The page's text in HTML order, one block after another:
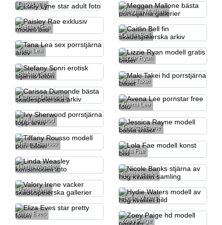
Lady Lyne
Meggan Mallone
Paisley Rae
Caitlin Bell
Tana Lea
Lizzie Ryan
Stefany Sonri
Maki Takei
Carissa Dumonde
Avena Lee
Ivy Sherwood
Jessica Rayne
Tiffany Rousso
Lola Fae
Linda Weasley
Nicole Banks
Valory Irene
Hydie Waters
Eliza Eves
Zoey Paige